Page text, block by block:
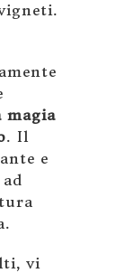
magia
. Il
e
vi